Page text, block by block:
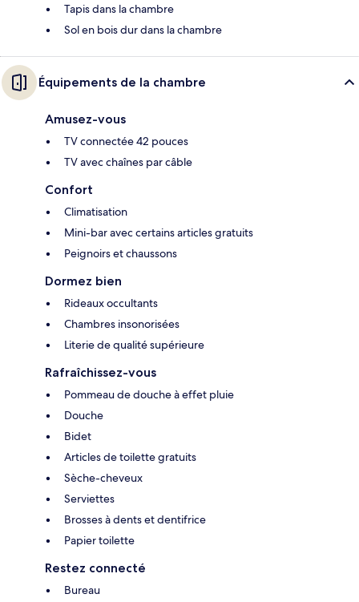
Tapis dans la chambre
Sol en bois dur dans la chambre
Équipements de la chambre
Amusez-vous
TV connectée 42 pouces
TV avec chaînes par câble
Confort
Climatisation
Mini-bar avec certains articles gratuits
Peignoirs et chaussons
Dormez bien
Rideaux occultants
Chambres insonorisées
Literie de qualité supérieure
Rafraîchissez-vous
Pommeau de douche à effet pluie
Douche
Bidet
Articles de toilette gratuits
Sèche-cheveux
Serviettes
Brosses à dents et dentifrice
Papier toilette
Restez connecté
Bureau